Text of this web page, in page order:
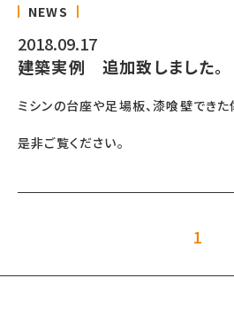
NEWS
2018.09.17
建築実例 追加致しました。
ミシンの台座や足場板、漆喰壁でき
是非ご覧ください。
1